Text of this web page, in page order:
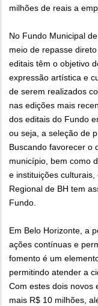
milhões de reais a
No Fundo Municipal
meio de repasse
editais têm o objetivo
expressão artística e
de serem realizados
nas edições mais
dos editais do Fundo
ou seja, a seleção de
Buscando favorecer o
município, bem como
e instituições
Regional de BH tem
Fundo.
Em Belo Horizonte, a
ações contínuas e
fomento é um
permitindo atender a
Com estes dois novos
mais R$ 10 milhões,